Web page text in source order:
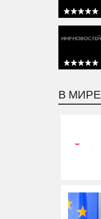
5 out of 5
5 out of 5
В МИРЕ